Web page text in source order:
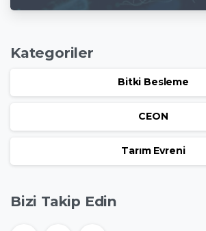
Kategoriler
Bitki Besleme
CEON
Tarım Evreni
Bizi Takip Edin